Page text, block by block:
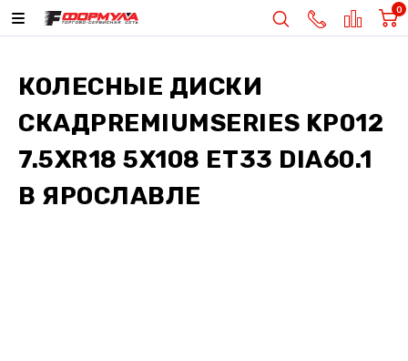
0
КОЛЕСНЫЕ ДИСКИ
СКАДPREMIUMSERIES KP012
7.5XR18 5X108 ET33 DIA60.1
В ЯРОСЛАВЛЕ